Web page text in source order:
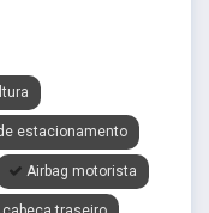
estacionamento
Airbag motorista